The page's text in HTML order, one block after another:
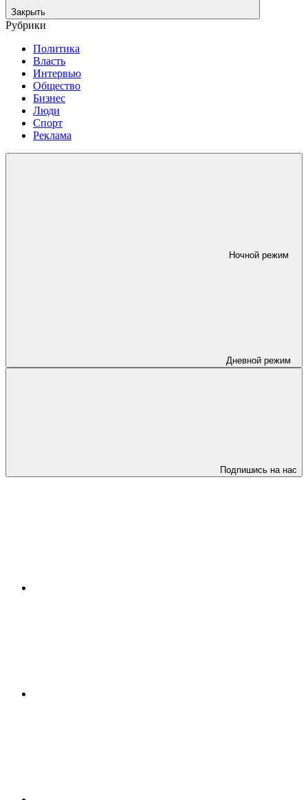
Закрыть
Рубрики
Политика
Власть
Интервью
Общество
Бизнес
Люди
Спорт
Реклама
Ночной режим
Дневной режим
Подпишись на нас